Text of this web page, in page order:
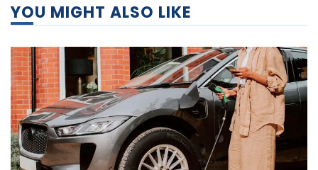
YOU MIGHT ALSO LIKE